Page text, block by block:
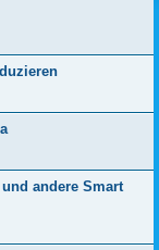
andere Smart